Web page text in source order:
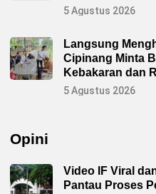
5 Agustus 2026
Langsung
Cipinang Minta
Kebakaran dan
5 Agustus 2026
Opini
Video IF Viral
Pantau Proses